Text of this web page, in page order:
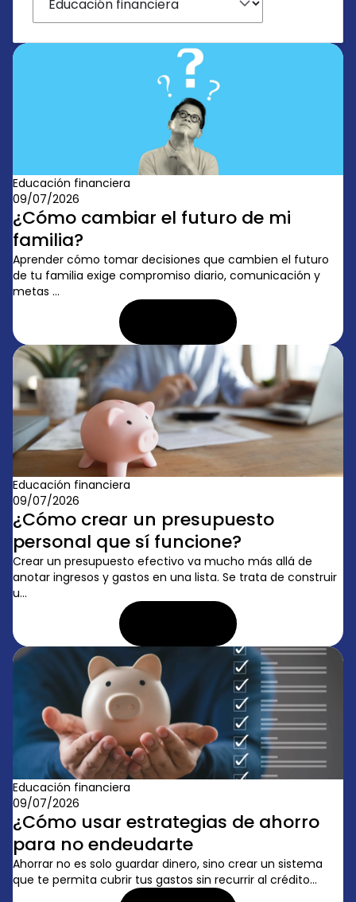
Educación financiera
09/07/2026
¿Cómo cambiar el futuro de mi
familia?
Aprender cómo tomar decisiones que cambien el futuro
de tu familia exige compromiso diario, comunicación y
metas ...
Educación financiera
09/07/2026
¿Cómo crear un presupuesto
personal que sí funcione?
Crear un presupuesto efectivo va mucho más allá de
anotar ingresos y gastos en una lista. Se trata de construir
u...
Educación financiera
09/07/2026
¿Cómo usar estrategias de ahorro
para no endeudarte
Ahorrar no es solo guardar dinero, sino crear un sistema
que te permita cubrir tus gastos sin recurrir al crédito...